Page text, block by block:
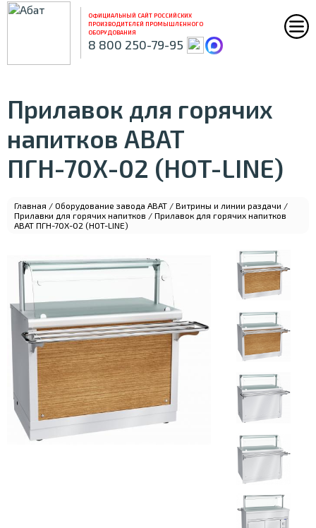
ОФИЦИАЛЬНЫЙ САЙТ РОССИЙСКИХ
ПРОИЗВОДИТЕЛЕЙ ПРОМЫШЛЕННОГО
ОБОРУДОВАНИЯ
8 800 250-79-95
Прилавок для горячих
напитков ABAT
ПГН-70Х-02 (HOT-LINE)
Главная / Оборудование завода ABAT / Витрины и линии раздачи /
Прилавки для горячих напитков / Прилавок для горячих напитков
ABAT ПГН-70Х-02 (HOT-LINE)